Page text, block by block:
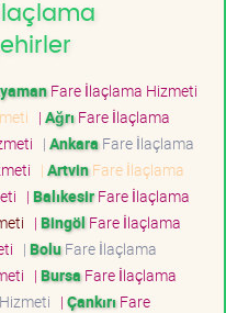
Fare İlaçlama Hizmeti
| Ağrı Fare İlaçlama
| Ankara Fare İlaçlama
| ArtvinFare İlaçlama
| BalıkesirFare İlaçlama
| Bingöl Fare İlaçlama
| BoluFare İlaçlama
| Bursa Fare İlaçlama
| Çankırı Fare